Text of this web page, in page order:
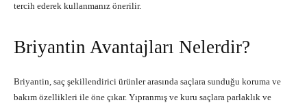
tercih ederek kullanmanız önerilir.
Briyantin Avantajları Nelerdir?
Briyantin, saç şekillendirici ürünler arasında saçlara sunduğu koruma ve
bakım özellikleri ile öne çıkar. Yıpranmış ve kuru saçlara parlaklık ve